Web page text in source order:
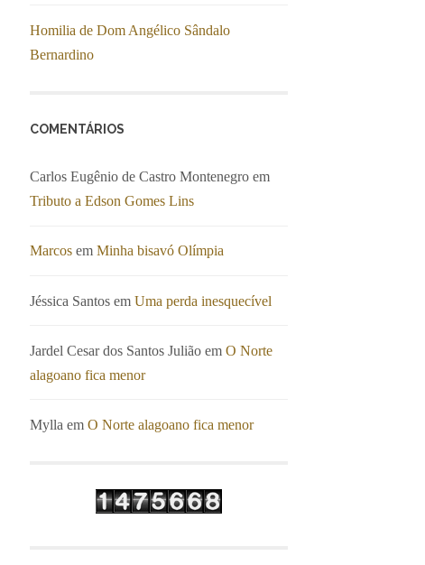
Homilia de Dom Angélico Sândalo
Bernardino
COMENTÁRIOS
Carlos Eugênio de Castro Montenegro em
Tributo a Edson Gomes Lins
Marcos em Minha bisavó Olímpia
Jéssica Santos em Uma perda inesquecível
Jardel Cesar dos Santos Julião em O Norte
alagoano fica menor
Mylla em O Norte alagoano fica menor